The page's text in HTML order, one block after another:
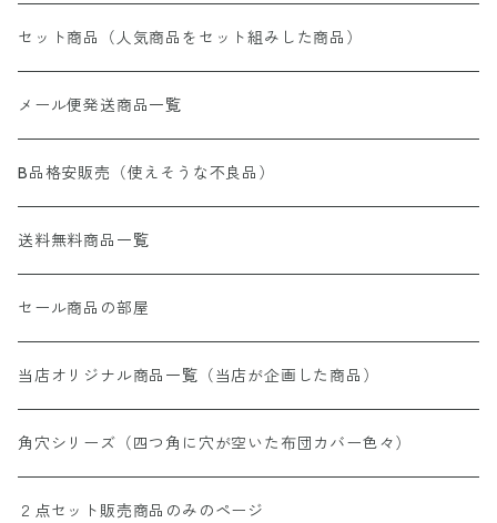
セット商品（人気商品をセット組みした商品）
メール便発送商品一覧
B品格安販売（使えそうな不良品）
送料無料商品一覧
セール商品の部屋
当店オリジナル商品一覧（当店が企画した商品）
角穴シリーズ（四つ角に穴が空いた布団カバー色々）
２点セット販売商品のみのページ